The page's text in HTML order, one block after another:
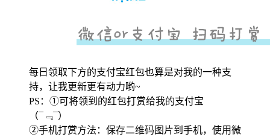
每日领取下方的支付宝红包也算是对我的一种支
持，让我更新更有动力哟~
PS：①可将领到的红包打赏给我的支付宝
（¯﹃¯）
②手机打赏方法：保存二维码图片到手机，使用微